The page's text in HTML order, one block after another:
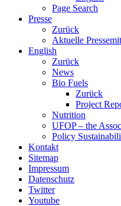
Page Search
Presse
Zurück
Aktuelle
English
Zurück
News
Bio Fuels
Zurück
Project
Nutrition
UFOP – the
Policy
Kontakt
Sitemap
Impressum
Datenschutz
Twitter
Youtube